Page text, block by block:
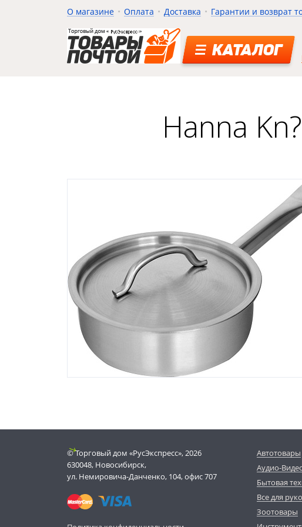
О магазине Оплата Доставка Гарантии и возврат
КАТАЛОГ
Hanna
© Торговый дом «РусЭкспресс», 2026
630048, Новосибирск,
ул. Немировича-Данченко, 104, офис 707
Автотовары
Аудио-
Бытовая
Все для
Зоотовары